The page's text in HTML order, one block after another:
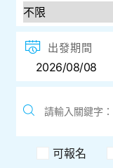
出發期間
可報名